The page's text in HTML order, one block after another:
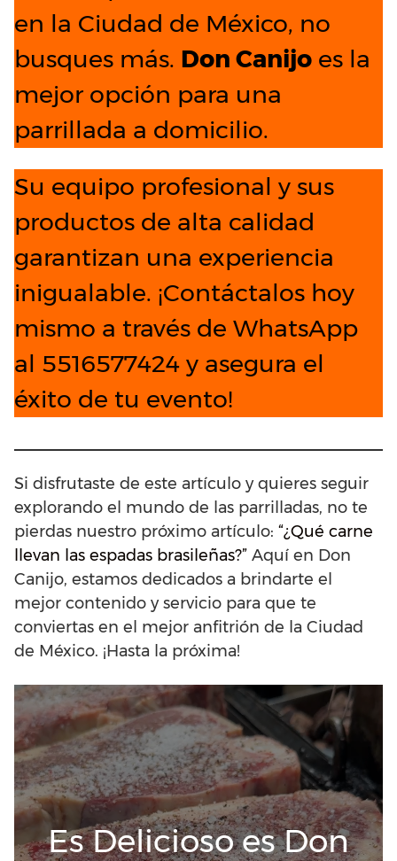
en la Ciudad de México, no
busques más. Don Canijo es la
mejor opción para una
parrillada a domicilio.
Su equipo profesional y sus
productos de alta calidad
garantizan una experiencia
inigualable. ¡Contáctalos hoy
mismo a través de WhatsApp
al 5516577424 y asegura el
éxito de tu evento!
Si disfrutaste de este artículo y quieres seguir
explorando el mundo de las parrilladas, no te
pierdas nuestro próximo artículo: “¿Qué carne
llevan las espadas brasileñas?” Aquí en Don
Canijo, estamos dedicados a brindarte el
mejor contenido y servicio para que te
conviertas en el mejor anfitrión de la Ciudad
de México. ¡Hasta la próxima!
Es Delicioso es Don